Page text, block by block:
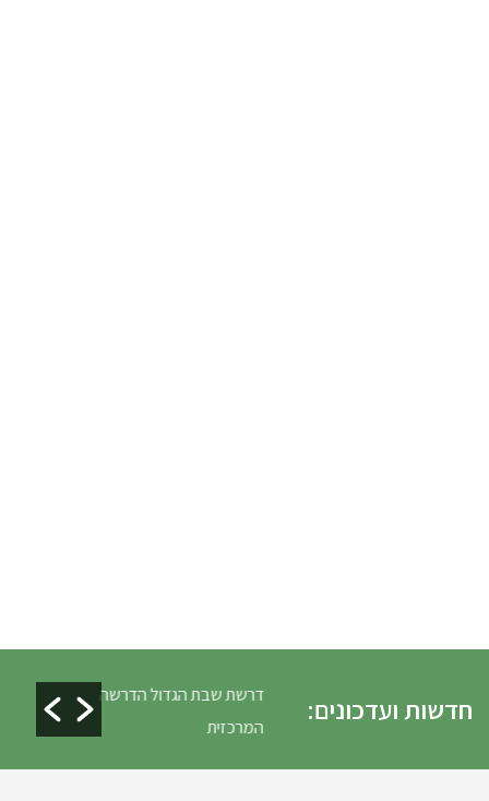
חדשות ועדכונים:
דרשת שבת הגדול הדרשה
המרכזית